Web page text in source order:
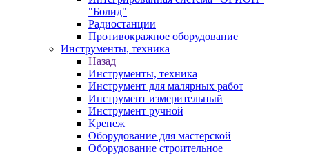
"Болид"
Радиостанции
Противокражное оборудование
Инструменты, техника
Назад
Инструменты, техника
Инструмент для малярных работ
Инструмент измерительный
Инструмент ручной
Крепеж
Оборудование для мастерской
Оборудование строительное